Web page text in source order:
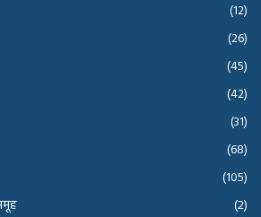
(12)
(26)
(45)
(42)
(31)
(68)
(105)
(2)